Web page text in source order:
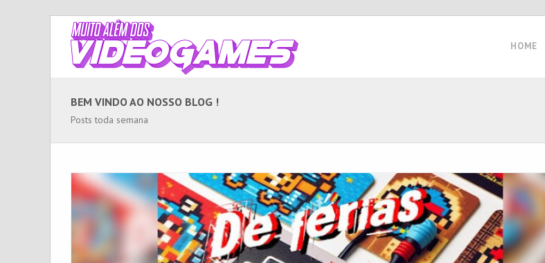
HOME
BEM VINDO AO NOSSO BLOG !
Posts toda semana